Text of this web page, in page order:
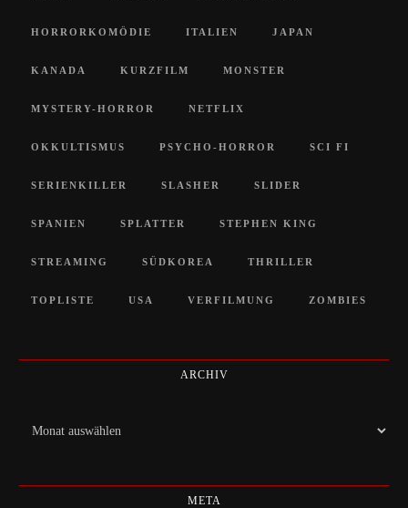
HORRORKOMÖDIE ITALIEN JAPAN
KANADA KURZFILM MONSTER
MYSTERY-HORROR NETFLIX
OKKULTISMUS PSYCHO-HORROR SCI FI
SERIENKILLER SLASHER SLIDER
SPANIEN SPLATTER STEPHEN KING
STREAMING SÜDKOREA THRILLER
TOPLISTE USA VERFILMUNG ZOMBIES
ARCHIV
Archiv
META